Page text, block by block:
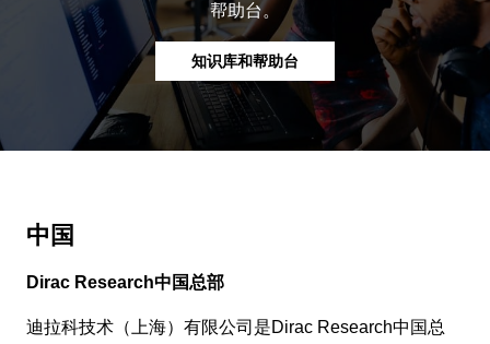
帮助台。
知识库和帮助台
中国
Dirac Research中国总部
迪拉科技术（上海）有限公司是Dirac Research中国总